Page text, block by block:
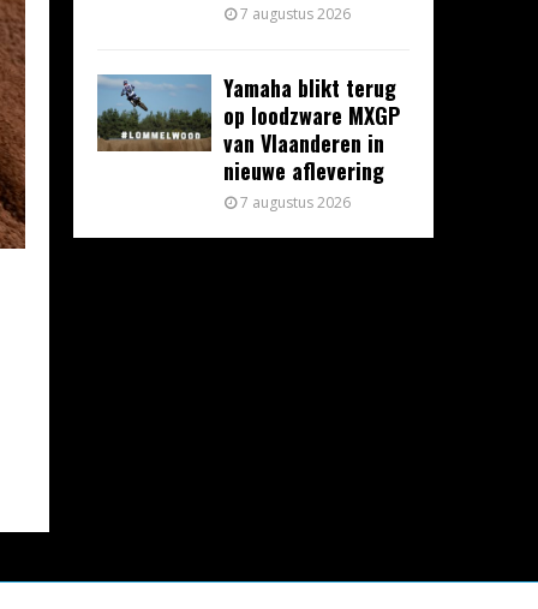
7 augustus 2026
Yamaha blikt terug
op loodzware MXGP
van Vlaanderen in
nieuwe aflevering
7 augustus 2026